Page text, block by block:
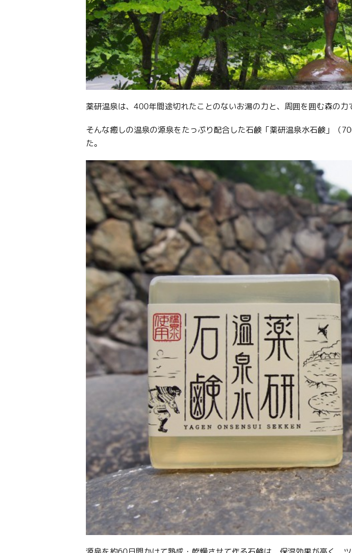
薬研温泉は、400年間途切れたことのないお湯の力と、周囲を囲む森の力
そんな癒しの温泉の源泉をたっぷり配合した石鹸「薬研温泉水石鹸」（
た。